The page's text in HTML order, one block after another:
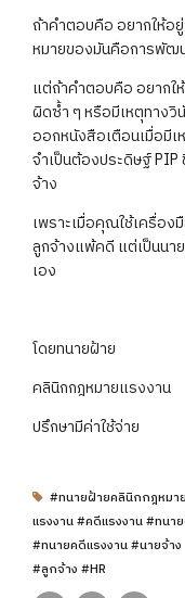
ถ้าคำตอบคือ อยากให้อยู่
หมายของมันคือการพัฒ
แต่ถ้าคำตอบคือ อยากใ
ผิดซ้ำ ๆ หรือมีเหตุทางวิ
ออกหนังสือเตือนเมื่อมีเ
จำเป็นต้องประดิษฐ์
จ้าง
เพราะเมื่อคุณใช้เครื่อง
ลูกจ้างแพ้คดี แต่เป็นนา
เอง
โดยทนายฝ้าย
คลินิกกฎหมายแรงงาน
ปรึกษามีค่าใช้จ่าย
#ทนายฝ้ายคลินิกกฎหมาย
แรงงาน #คดีแรงงาน #ทนา
#ทนายคดีแรงงาน #นายจ้าง
#ลูกจ้าง #HR